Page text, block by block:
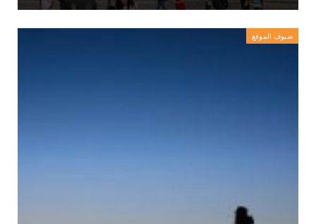
ضيوف الموقع